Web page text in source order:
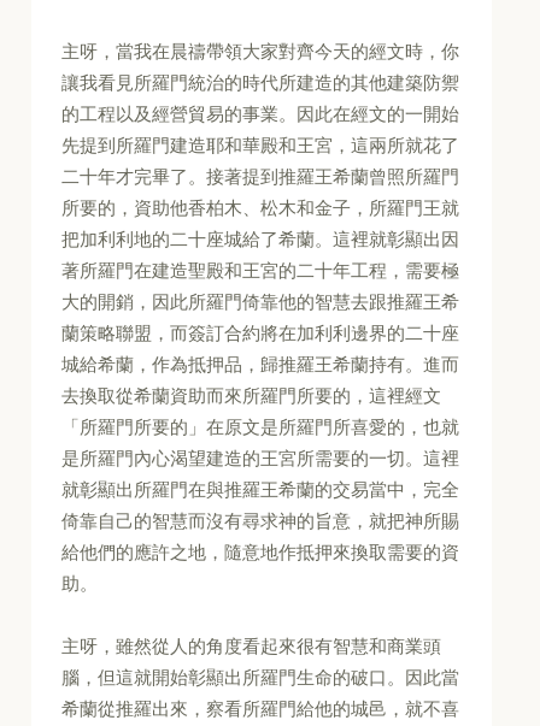
主呀，當我在晨禱帶領大家對齊今天的經文時，你
讓我看見所羅門統治的時代所建造的其他建築防禦
的工程以及經營貿易的事業。因此在經文的一開始
先提到所羅門建造耶和華殿和王宮，這兩所就花了
二十年才完畢了。接著提到推羅王希蘭曾照所羅門
所要的，資助他香柏木、松木和金子，所羅門王就
把加利利地的二十座城給了希蘭。這裡就彰顯出因
著所羅門在建造聖殿和王宮的二十年工程，需要極
大的開銷，因此所羅門倚靠他的智慧去跟推羅王希
蘭策略聯盟，而簽訂合約將在加利利邊界的二十座
城給希蘭，作為抵押品，歸推羅王希蘭持有。進而
去換取從希蘭資助而來所羅門所要的，這裡經文
「所羅門所要的」在原文是所羅門所喜愛的，也就
是所羅門內心渴望建造的王宮所需要的一切。這裡
就彰顯出所羅門在與推羅王希蘭的交易當中，完全
倚靠自己的智慧而沒有尋求神的旨意，就把神所賜
給他們的應許之地，隨意地作抵押來換取需要的資
助。
主呀，雖然從人的角度看起來很有智慧和商業頭
腦，但這就開始彰顯出所羅門生命的破口。因此當
希蘭從推羅出來，察看所羅門給他的城邑，就不喜